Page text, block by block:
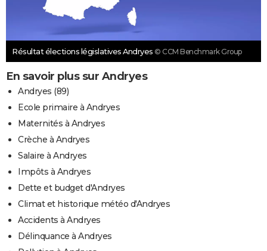
Résultat élections législatives Andryes © CCM Benchmark Group
En savoir plus sur Andryes
Andryes (89)
Ecole primaire à Andryes
Maternités à Andryes
Crèche à Andryes
Salaire à Andryes
Impôts à Andryes
Dette et budget d'Andryes
Climat et historique météo d'Andryes
Accidents à Andryes
Délinquance à Andryes